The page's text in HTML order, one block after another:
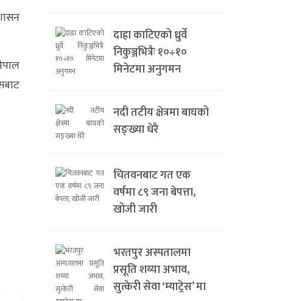
दाह्रा काटिएको ध्रुर्वे
निकुञ्जभित्रैः १०÷१०
मिनेटमा अनुगमन
नदी तटीय क्षेत्रमा बाघको
सङ्ख्या धेरै
चितवनबाट गत एक
वर्षमा ८९ जना बेपत्ता,
खोजी जारी
भरतपुर अस्पतालमा
प्रसूति शय्या अभाव,
सुत्केरी सेवा ‘म्याट्रेस’ मा